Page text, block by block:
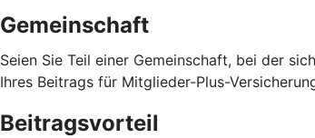
Gemeinschaft
Seien Sie Teil einer Gemeinschaft, bei der
Ihres Beitrags für Mitglieder-Plus-
Beitragsvorteil